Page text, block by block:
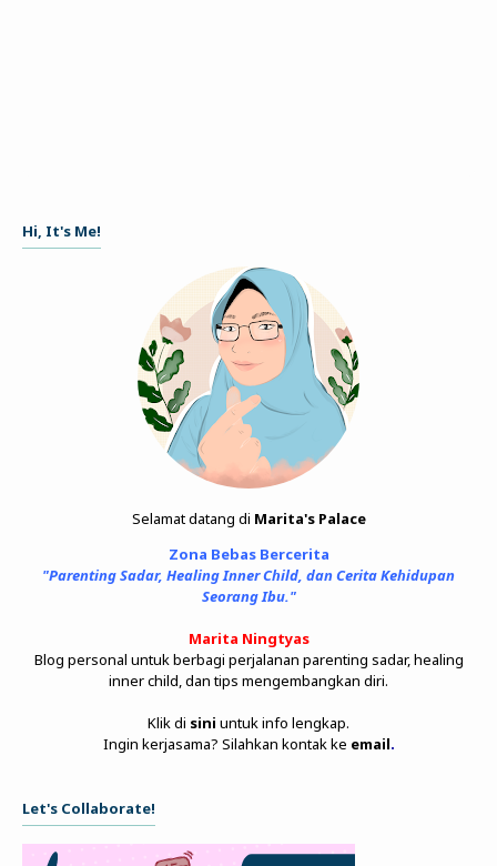
Hi, It's Me!
Selamat datang di Marita's Palace
Zona Bebas Bercerita
"Parenting Sadar, Healing Inner Child, dan Cerita Kehidupan
Seorang Ibu."
Marita Ningtyas
Blog personal untuk berbagi perjalanan parenting sadar, healing
inner child, dan tips mengembangkan diri.
Klik di sini untuk info lengkap.
Ingin kerjasama? Silahkan kontak ke email.
Let's Collaborate!